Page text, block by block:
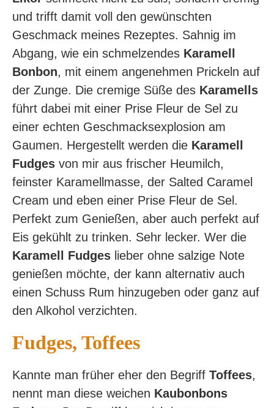
und trifft damit voll den gewünschten
Geschmack meines Rezeptes. Sahnig im
Abgang, wie ein schmelzendes Karamell
Bonbon, mit einem angenehmen Prickeln auf
der Zunge. Die cremige Süße des Karamells
führt dabei mit einer Prise Fleur de Sel zu
einer echten Geschmacksexplosion am
Gaumen. Hergestellt werden die Karamell
Fudges von mir aus frischer Heumilch,
feinster Karamellmasse, der Salted Caramel
Cream und eben einer Prise Fleur de Sel.
Perfekt zum Genießen, aber auch perfekt auf
Eis gekühlt zu trinken. Sehr lecker. Wer die
Karamell Fudges lieber ohne salzige Note
genießen möchte, der kann alternativ auch
einen Schuss Rum hinzugeben oder ganz auf
den Alkohol verzichten.
Fudges, Toffees
Kannte man früher eher den Begriff Toffees,
nennt man diese weichen Kaubonbons